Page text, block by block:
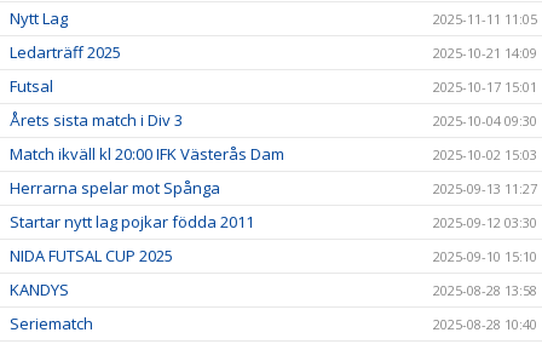
Nytt Lag 2025-11-11 11:05
Ledarträff 2025 2025-10-21 14:09
Futsal 2025-10-17 15:01
Årets sista match i Div 3 2025-10-04 09:30
Match ikväll kl 20:00 IFK Västerås Dam 2025-10-02 15:03
Herrarna spelar mot Spånga 2025-09-13 11:27
Startar nytt lag pojkar födda 2011 2025-09-12 03:30
NIDA FUTSAL CUP 2025 2025-09-10 15:10
KANDYS 2025-08-28 13:58
Seriematch 2025-08-28 10:40